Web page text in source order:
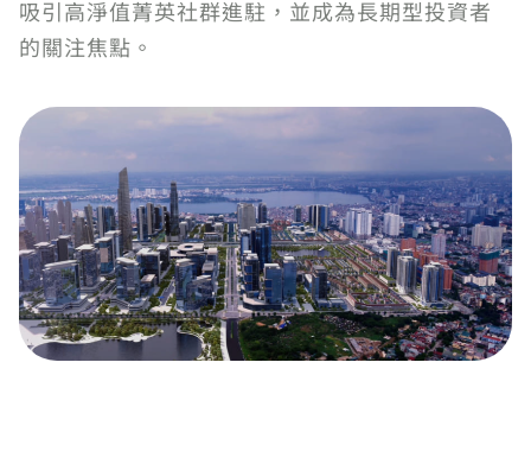
吸引高淨值菁英社群進駐，並成為長期型投資者
的關注焦點。